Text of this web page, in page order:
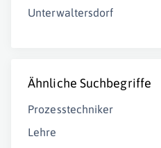
Unterwaltersdorf
Ähnliche Suchbegriffe
Prozesstechniker
Lehre